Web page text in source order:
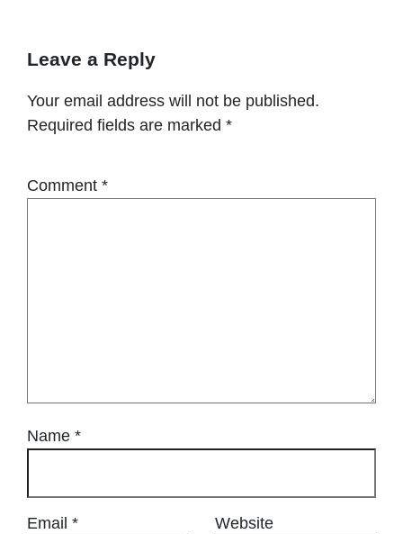
Leave a Reply
Your email address will not be published.
Required fields are marked *
Comment *
Name *
Email * Website